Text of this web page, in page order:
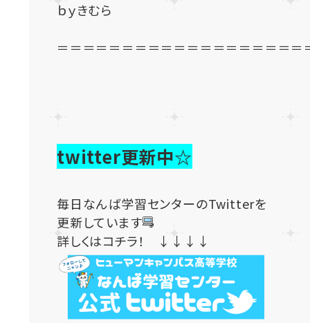
ｂｙきむら
＝＝＝＝＝＝＝＝＝＝＝＝＝＝＝＝＝＝＝
twitter更新中☆
毎日なんば学習センターのTwitterを
更新しています
詳しくはコチラ！ ↓↓↓↓